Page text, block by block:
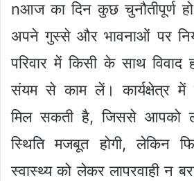
nआज का दिन कुछ चुनौतीपूर्ण
अपने गुस्से और भावनाओं पर
परिवार में किसी के साथ
संयम से काम लें। कार्यक्षेत्र में
मिल सकती है, जिससे आपको
स्थिति मजबूत होगी, लेकिन
स्वास्थ्य को लेकर लापरवाही न